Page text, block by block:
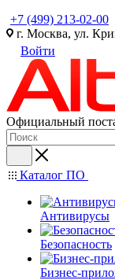
+7 (499) 213-02-00
г. Москва, ул.
Войти
Официальный
Каталог ПО
Антивирусы
Безопасность
Бизнес-